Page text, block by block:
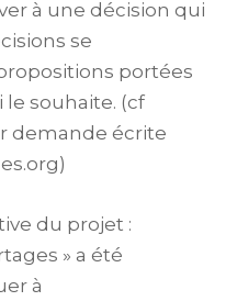
à une décision qui
se
portées
souhaite. (cf
demande écrite
du projet :
» a été
à